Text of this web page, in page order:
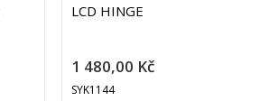
LCD HINGE
1 480,00 Kč
SYK1144